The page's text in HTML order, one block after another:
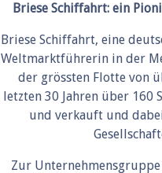
Briese Schiffahrt: ein
Briese Schiffahrt, eine
Weltmarktführerin in der
der grössten Flotte von
letzten 30 Jahren über 160
und verkauft und
Zur